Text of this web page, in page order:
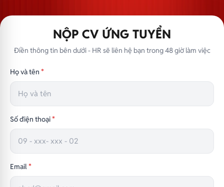
NỘP CV ỨNG TUYỂN
Điền thông tin bên dưới - HR sẽ liên hệ bạn trong 48 giờ làm việc
Họ và tên *
Số điện thoại*
Email*